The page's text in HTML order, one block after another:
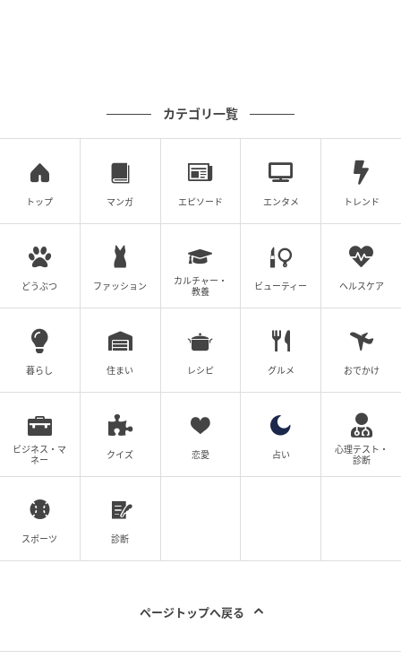
軽い素材 × ワイドシルエットのため、着用するときれ
のも魅力。さらにUVカット・ドライ機能付きと実用性
も◎ オンオフ問わずに活躍する、大人にぴったりの1
本です。
3本イロチ買いした！ ナチュラルな風合いが魅
力の快適パンツ
カテゴリ一覧
トップ マンガ エピソード エンタメ トレンド
どうぶつ ファッション
カルチャー・
教養
ビューティー ヘルスケア
暮らし 住まい レシピ グルメ おでかけ
ビジネス・マ
ネー
クイズ 恋愛 占い
心理テスト・
診断
スポーツ 診断
ページトップへ戻る